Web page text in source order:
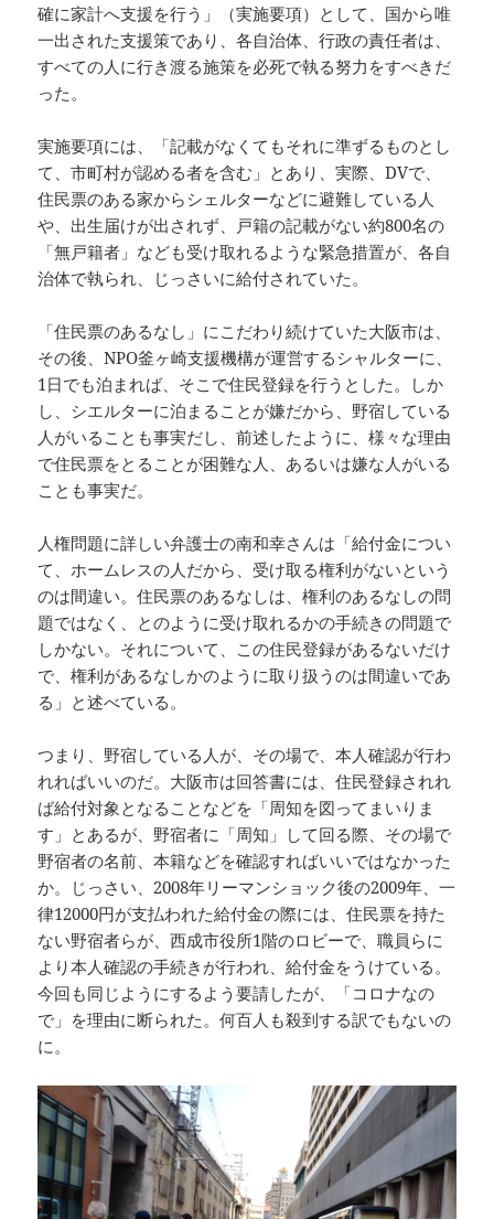
確に家計へ支援を行う」（実施要項）として、国から唯
一出された支援策であり、各自治体、行政の責任者は、
すべての人に行き渡る施策を必死で執る努力をすべきだ
った。
実施要項には、「記載がなくてもそれに準ずるものとし
て、市町村が認める者を含む」とあり、実際、DVで、
住民票のある家からシェルターなどに避難している人
や、出生届けが出されず、戸籍の記載がない約800名の
「無戸籍者」なども受け取れるような緊急措置が、各自
治体で執られ、じっさいに給付されていた。
「住民票のあるなし」にこだわり続けていた大阪市は、
その後、NPO釜ヶ崎支援機構が運営するシャルターに、
1日でも泊まれば、そこで住民登録を行うとした。しか
し、シエルターに泊まることが嫌だから、野宿している
人がいることも事実だし、前述したように、様々な理由
で住民票をとることが困難な人、あるいは嫌な人がいる
ことも事実だ。
人権問題に詳しい弁護士の南和幸さんは「給付金につい
て、ホームレスの人だから、受け取る権利がないという
のは間違い。住民票のあるなしは、権利のあるなしの問
題ではなく、とのように受け取れるかの手続きの問題で
しかない。それについて、この住民登録があるないだけ
で、権利があるなしかのように取り扱うのは間違いであ
る」と述べている。
つまり、野宿している人が、その場で、本人確認が行わ
れればいいのだ。大阪市は回答書には、住民登録されれ
ば給付対象となることなどを「周知を図ってまいりま
す」とあるが、野宿者に「周知」して回る際、その場で
野宿者の名前、本籍などを確認すればいいではなかった
か。じっさい、2008年リーマンショック後の2009年、一
律12000円が支払われた給付金の際には、住民票を持た
ない野宿者らが、西成市役所1階のロビーで、職員らに
より本人確認の手続きが行われ、給付金をうけている。
今回も同じようにするよう要請したが、「コロナなの
で」を理由に断られた。何百人も殺到する訳でもないの
に。